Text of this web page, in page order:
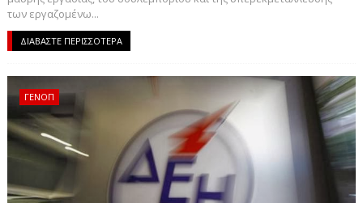
των εργαζομένω...
ΔΙΑΒΑΣΤΕ ΠΕΡΙΣΣΟΤΕΡΑ
ΓΕΝΟΠ